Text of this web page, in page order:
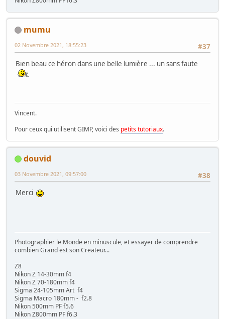
mumu
#37
02 Novembre 2021, 18:55:23
Bien beau ce héron dans une belle lumière ... un sans faute
Vincent.
Pour ceux qui utilisent GIMP, voici des petits tutoriaux.
douvid
#38
03 Novembre 2021, 09:57:00
Merci
Photographier le Monde en minuscule, et essayer de comprendre
combien Grand est son Createur...
Z8
Nikon Z 14-30mm f4
Nikon Z 70-180mm f4
Sigma 24-105mm Art f4
Sigma Macro 180mm - f2.8
Nikon 500mm PF f5.6
Nikon Z800mm PF f6.3